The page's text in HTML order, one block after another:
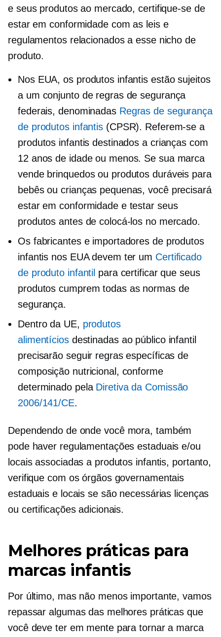
e seus produtos ao mercado, certifique-se de
estar em conformidade com as leis e
regulamentos relacionados a esse nicho de
produto.
Nos EUA, os produtos infantis estão sujeitos
a um conjunto de regras de segurança
federais, denominadas Regras de segurança
de produtos infantis (CPSR). Referem-se a
produtos infantis destinados a crianças com
12 anos de idade ou menos. Se sua marca
vende brinquedos ou produtos duráveis ​​para
bebês ou crianças pequenas, você precisará
estar em conformidade e testar seus
produtos antes de colocá-los no mercado.
Os fabricantes e importadores de produtos
infantis nos EUA devem ter um Certificado
de produto infantil para certificar que seus
produtos cumprem todas as normas de
segurança.
Dentro da UE, produtos
alimentíciosdestinadas ao público infantil
precisarão seguir regras específicas de
composição nutricional, conforme
determinado pela Diretiva da Comissão
2006/141/CE.
Dependendo de onde você mora, também
pode haver regulamentações estaduais e/ou
locais associadas a produtos infantis, portanto,
verifique com os órgãos governamentais
estaduais e locais se são necessárias licenças
ou certificações adicionais.
Melhores práticas para
marcas infantis
Por último, mas não menos importante, vamos
repassar algumas das melhores práticas que
você deve ter em mente para tornar a marca